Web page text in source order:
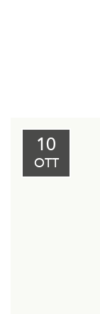
10
OTT